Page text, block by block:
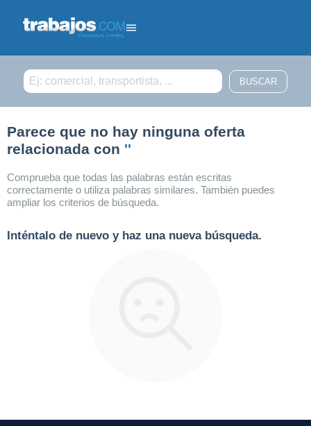
Parece que no hay ninguna oferta
relacionada con ''
Comprueba que todas las palabras están escritas
correctamente o utiliza palabras similares. También puedes
ampliar los criterios de búsqueda.
Inténtalo de nuevo y haz una nueva búsqueda.